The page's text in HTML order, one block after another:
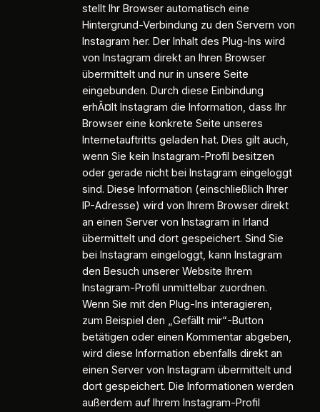
stellt Ihr Browser automatisch eine
Hintergrund-Verbindung zu den Servern von
Instagram her. Der Inhalt des Plug-Ins wird
von Instagram direkt an Ihren Browser
übermittelt und nur in unsere Seite
eingebunden. Durch diese Einbindung
erhÃ¤lt Instagram die Information, dass Ihr
Browser eine konkrete Seite unseres
Internetauftritts geladen hat. Dies gilt auch,
wenn Sie kein Instagram-Profil besitzen
oder gerade nicht bei Instagram eingeloggt
sind. Diese Information (einschließlich Ihrer
IP-Adresse) wird von Ihrem Browser direkt
an einen Server von Instagram in Irland
übermittelt und dort gespeichert. Sind Sie
bei Instagram eingeloggt, kann Instagram
den Besuch unserer Website Ihrem
Instagram-Profil unmittelbar zuordnen.
Wenn Sie mit den Plug-Ins interagieren,
zum Beispiel den „Gefällt mir“-Button
betätigen oder einen Kommentar abgeben,
wird diese Information ebenfalls direkt an
einen Server von Instagram übermittelt und
dort gespeichert. Die Informationen werden
außerdem auf Ihrem Instagram-Profil